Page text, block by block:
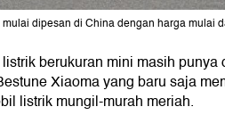
dipesan di China dengan harga mulai
berukuran mini masih punya
Xiaoma yang baru saja
listrik mungil-murah meriah.